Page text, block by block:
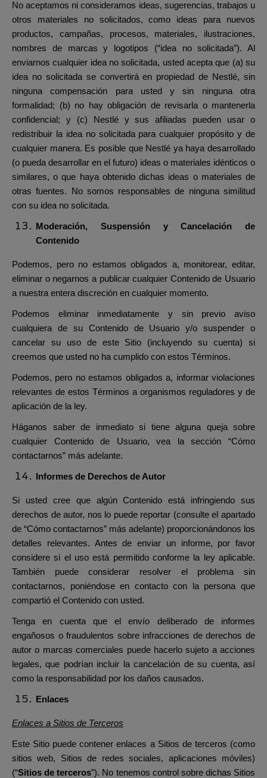
No aceptamos ni consideramos ideas, sugerencias, trabajos u
otros materiales no solicitados, como ideas para nuevos
productos, campañas, procesos, materiales, ilustraciones,
nombres de marcas y logotipos (“idea no solicitada”). Al
enviarnos cualquier idea no solicitada, usted acepta que (a) su
idea no solicitada se convertirá en propiedad de Nestlé, sin
ninguna compensación para usted y sin ninguna otra
formalidad; (b) no hay obligación de revisarla o mantenerla
confidencial; y (c) Nestlé y sus afiliadas pueden usar o
redistribuir la idea no solicitada para cualquier propósito y de
cualquier manera. Es posible que Nestlé ya haya desarrollado
(o pueda desarrollar en el futuro) ideas o materiales idénticos o
similares, o que haya obtenido dichas ideas o materiales de
otras fuentes. No somos responsables de ninguna similitud
con su idea no solicitada.
Moderación, Suspensión y Cancelación de
Contenido
Podemos, pero no estamos obligados a, monitorear, editar,
eliminar o negarnos a publicar cualquier Contenido de Usuario
a nuestra entera discreción en cualquier momento.
Podemos eliminar inmediatamente y sin previo aviso
cualquiera de su Contenido de Usuario y/o suspender o
cancelar su uso de este Sitio (incluyendo su cuenta) si
creemos que usted no ha cumplido con estos Términos.
Podemos, pero no estamos obligados a, informar violaciones
relevantes de estos Términos a organismos reguladores y de
aplicación de la ley.
Háganos saber de inmediato si tiene alguna queja sobre
cualquier Contenido de Usuario, vea la sección “Cómo
contactarnos” más adelante.
Informes de Derechos de Autor
Si usted cree que algún Contenido está infringiendo sus
derechos de autor, nos lo puede reportar (consulte el apartado
de “Cómo contactarnos” más adelante) proporcionándonos los
detalles relevantes. Antes de enviar un informe, por favor
considere si el uso está permitido conforme la ley aplicable.
También puede considerar resolver el problema sin
contactarnos, poniéndose en contacto con la persona que
compartió el Contenido con usted.
Tenga en cuenta que el envío deliberado de informes
engañosos o fraudulentos sobre infracciones de derechos de
autor o marcas comerciales puede hacerlo sujeto a acciones
legales, que podrían incluir la cancelación de su cuenta, así
como la responsabilidad por los daños causados.
Enlaces
Enlaces a Sitios de Terceros
Este Sitio puede contener enlaces a Sitios de terceros (como
sitios web, Sitios de redes sociales, aplicaciones móviles)
(“Sitios de terceros”). No tenemos control sobre dichas Sitios